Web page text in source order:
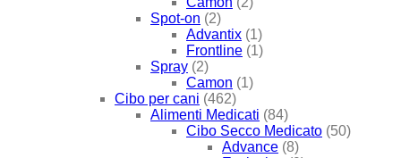
Spot-on (2)
Advantix (1)
Frontline (1)
Spray (2)
Camon (1)
Cibo per cani (462)
Alimenti Medicati (84)
Cibo Secco Medicato (50)
Advance (8)